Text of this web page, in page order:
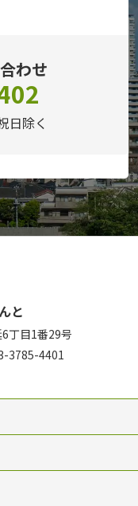
わせ
日除く
と
丁目1番29号
3785-4401